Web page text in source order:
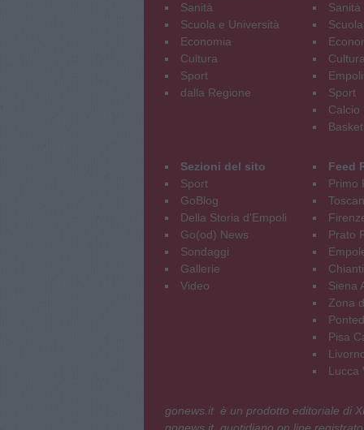
Sanità
Scuola e Università
Economia
Cultura
Sport
dalla Regione
Sanità
Cultura
Sport
Calcio
Basket
Sezioni del sito
Sport
GoBlog
Della Storia d'Empoli
Go(od) News
Sondaggi
Gallerie
Video
Feed
Primo
Prato
Siena
Zona
Pisa
Lucca
gonews.it è un prodotto editoriale di